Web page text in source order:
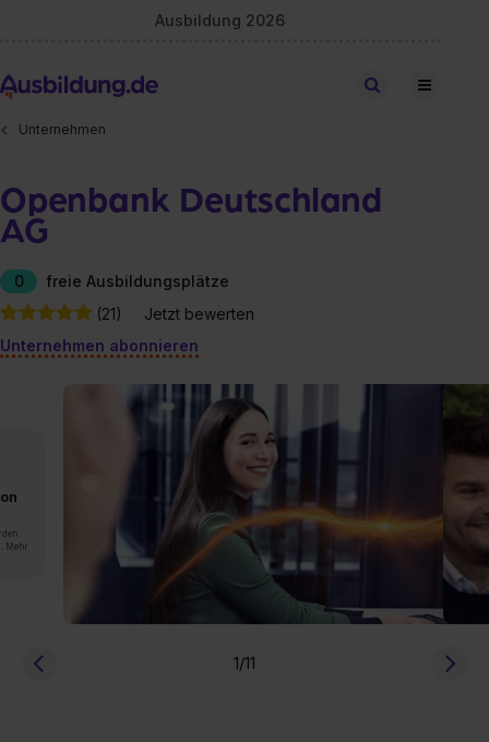
Ausbildung 2026
Stellen finden
Unternehmen
Openbank Deutschland
AG
0
freie Ausbildungsplätze
(21)
Jetzt bewerten
Unternehmen abonnieren
Mehr
1/11